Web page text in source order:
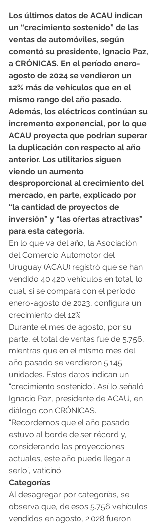
Los últimos datos de ACAU indican
un “crecimiento sostenido” de las
ventas de automóviles, según
comentó su presidente, Ignacio Paz,
a CRÓNICAS. En el período enero-
agosto de 2024 se vendieron un
12% más de vehículos que en el
mismo rango del año pasado.
Además, los eléctricos continúan su
incremento exponencial, por lo que
ACAU proyecta que podrían superar
la duplicación con respecto al año
anterior. Los utilitarios siguen
viendo un aumento
desproporcional al crecimiento del
mercado, en parte, explicado por
“la cantidad de proyectos de
inversión” y “las ofertas atractivas”
para esta categoría.
En lo que va del año, la Asociación
del Comercio Automotor del
Uruguay (ACAU) registró que se han
vendido 40.420 vehículos en total, lo
cual, si se compara con el período
enero-agosto de 2023, configura un
crecimiento del 12%.
Durante el mes de agosto, por su
parte, el total de ventas fue de 5.756,
mientras que en el mismo mes del
año pasado se vendieron 5.145
unidades. Estos datos indican un
“crecimiento sostenido”. Así lo señaló
Ignacio Paz, presidente de ACAU, en
diálogo con CRÓNICAS.
“Recordemos que el año pasado
estuvo al borde de ser récord y,
considerando las proyecciones
actuales, este año puede llegar a
serlo”, vaticinó.
Categorías
Al desagregar por categorías, se
observa que, de esos 5.756 vehículos
vendidos en agosto, 2.028 fueron